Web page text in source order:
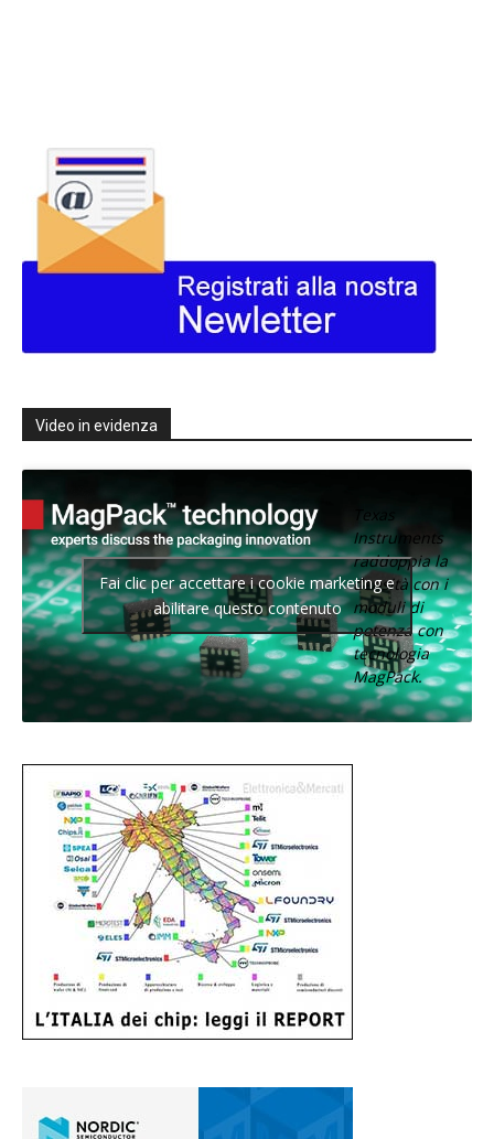
Video in evidenza
Texas
Instruments
raddoppia la
densità con i
moduli di
potenza con
tecnologia
MagPack.
Fai clic per accettare i cookie marketing e
abilitare questo contenuto